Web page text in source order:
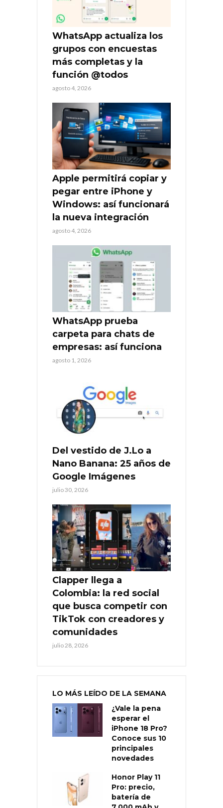
WhatsApp actualiza los
grupos con encuestas
más completas y la
función @todos
agosto 4, 2026
Apple permitirá copiar y
pegar entre iPhone y
Windows: así funcionará
la nueva integración
agosto 4, 2026
WhatsApp prueba
carpeta para chats de
empresas: así funciona
agosto 1, 2026
Del vestido de J.Lo a
Nano Banana: 25 años de
Google Imágenes
julio 30, 2026
Clapper llega a
Colombia: la red social
que busca competir con
TikTok con creadores y
comunidades
julio 28, 2026
LO MÁS LEÍDO DE LA SEMANA
¿Vale la pena
esperar el
iPhone 18 Pro?
Conoce sus 10
principales
novedades
Honor Play 11
Pro: precio,
batería de